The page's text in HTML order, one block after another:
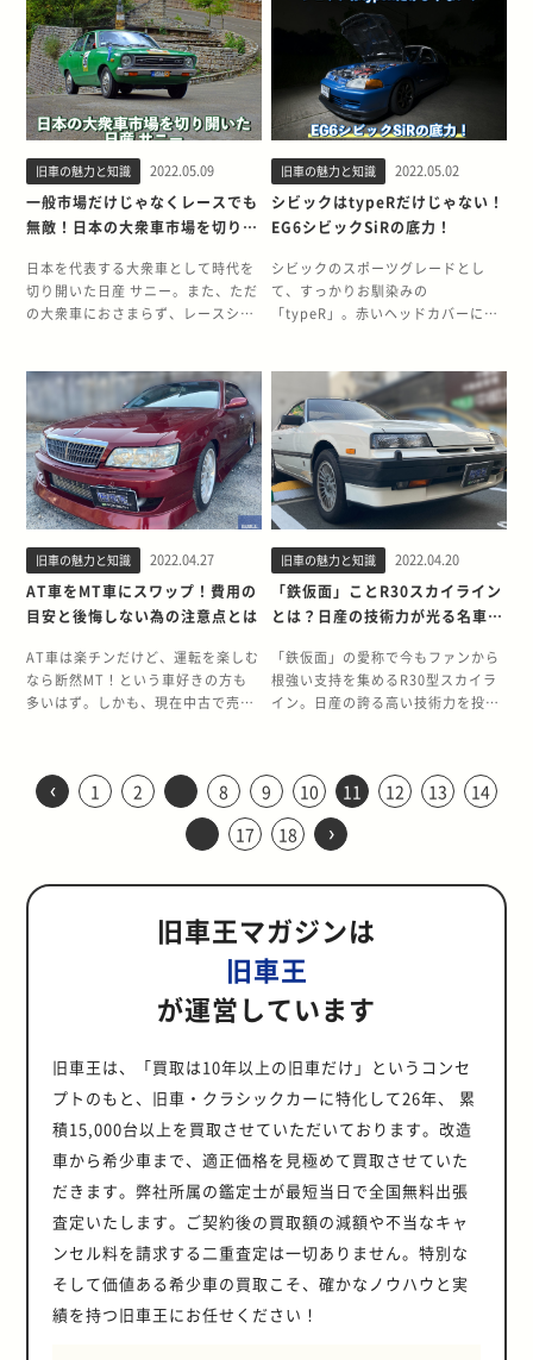
などいくつかの方法があります。初
心者のうちはサイドブレーキでのき
っかけ作りがおすすめです。コーナ
ー進入時にブレーキングをしてクル
マの向きが変わった瞬間にサイドブ
レーキを使ってリアを滑らせれば、
低い速度域で安全にドリフト走行が
できます。そして、リアが滑り出し
たらアクセルを踏みこんで車体の向
きをコントロールしてみましょう。
りリアが流れ、アクセルを離すとド
リフトがおさまります。（※一気に
アクセルを戻すと反対にスピンを起
ば、ノーマル車両のままでもとりあ
えずドリフト走行はできます。しか
し、本格的にドリフト走行を楽しみ
たいのであればいくつか後付けパー
ツが必要です。後付けパーツを導入
した方がコントロール幅も広がり上
達しやすいのはもちろん、よりレベ
ルの高いドリフトを楽しめます。
LSD（リミテッドスリップディファ
レンシャルギア） LSDはドリフト車
両に欠かせないパーツのひとつで
ング時の内外輪差を吸収しエンジン
の力（トルク）を適切に配分するた
めに、ディファレンシャルギア（差
クセルを踏んだ際に負担のかかって
いない車輪が空転してしまうため、
トルクが路面にうまく伝わりませ
ん。そこで、スポーツ走行時に左右
ます。また、ドリフトをする目的で
クルマを選ぶ際には、後付けのLSD
がラインナップされている車種を選
式サスペンション 車高調整式サスペ
ンションも、ドリフトをするのであ
れば装着しておきたいパーツの1つ
体の前後の高さ変化）やコーナリン
グ時のロール（車体の左右の傾き変
化）を最小限にしておいたほうが、
クルマの姿勢が掴みやすくコントロ
ールもしやすくなります。もちろ
は可能です。しかし、純正の足回り
だともともとの車高が高いこともあ
り、ピッチやロールの変化が大きく
にくくなります。テレビCMなどで
見かける、純正の足回りのままで行
ん、フレーム自体の剛性も高く、未
舗装道路や山道などの悪路ではラダ
ーフレームが重宝されています。こ
のエンジンとフレームがクロカンフ
ァンにはとても魅力的であり、発売
から35年以上経った今でも多くのフ
ァンを魅了しています。 ディーゼル
エンジンの大気汚染物質規制 70系ラ
ンドクルーザーをはじめ、多くのク
ロカンモデルに採用されているディ
ンジンと比べ、NOx（窒素酸化物）
とPM（浮遊粒子状物質）が多く排
出されます。 この２つはいわゆる大
始めたのです。 そこで、誕生したの
が自動車NOx・PM法（正式名称は
自動車から排出される窒素酸化物及
び粒子状物質の特定地域における総
量の削減に関する特別法）。それま
での自動車NOx法の改定法として
2001年に成立、翌2002年の10月よ
り適用されました。 自動車NOx・
PM法にはポイントが3つあり、1つ
目が「排出基準」、2つ目が「車種
規制」、3つ目が「適用される地
は適用される地域で、適用地域は
「東京都」「埼玉県」「千葉県」
「神奈川県」「大阪府」「兵庫県」
用の本拠地を変更）した場合、新た
なに車検を取得することができませ
ん。 規制をクリアするために必要な
DPFとは 70系ランドクルーザーな
る車でも登録できるようにする方法
「ディーゼル・パティキュレート・
PMを捕集し、排気ガスをクリーン
にすることができます。 基本的に後
付けに使用されるDPFはメンテナン
工賃込みで大体120～140万円（型
式、ミッション、ショップにより異
なる）。そして作業後に日本車両検
査協会で排ガス検査を行い合格する
と、規制をクリアした登録可能車両
らいの金額に加え、持ち込み検査で
かなりの手間がかかりますが、思い
入れのある70系ランドクルーザーだ
ーは少なくありません。 まとめ エ
ンジンやフレームの車両性能、クラ
ら最大で5.7LのV8エンジンを搭載
し、大きくて力強いアメリカを象徴
するクルマの1つです。 大幅なモデ
ルチェンジをおこなった7代目以降
は、ややダウンサイジングされたも
のの、インパラの伝統は現在も受け
継がれています。4ドアセダンの現
行型は、エンジンこそ3.6LのV6エン
ジンとやや迫力不足ながら、ボディ
サイズは全長5m以上と存在感は抜
群です。 6代目が節目となった歴代
期間があり、その前後でクルマとし
ての性格が大きく異なります。 とく
に人気なのは、初代から6代目まで
経過するインパラのモデル変遷を紐
解くと、時代背景が浮かび上がって
きます。 インパラらしさを追求した
初代〜6代目 インパラがもっともイ
ンパラらしかったのは6代目まで
で、ボディサイズ、エンジンともに
大型化の一途をたどりました。1965
年に登場した４代目インパラには、
7.0LのV型8気筒ターボジェットエン
ジンを採用。また、経済的に豊かに
なっていったアメリカの勢いを象徴
するかのように、この頃のインパラ
デルが発売されていた点も特徴で
す。 しかし、1970年代に入ると安
全性や環境性能に対する意識の高ま
ックの影響もあったことから、安全
で経済的なクルマに方向転換せざる
を得なかったのです。 そんな中
1977年に登場した６代目モデルで
エンジンサイズも初代同様の5.7Lと
いう経済性を優先した仕様となりま
した。６代目の販売が終了する1985
年に30年近く続いたインパラの歴史
に一旦幕を下ろすことになります。
限定車扱いで復活した7代目 6代目イ
ンパラの販売終了から9年が経過し
インパラが７代目インパラSSとして
復活します。 コンパクト化した６代
ンは、カマロやコルベット、ポンテ
ィアック・ファイアーバードに搭載
されていたV型8気筒5.7LのLT1型エ
ンジンを採用。LT1型エンジンはス
ポーツモデル用のエンジンですが、
大型車のインパラをにあわせてトル
ク重視に仕様変更されていました。
７代目インパラは1996年までのわず
か2年間だけ販売され、インパラの
機が1JZエンジンです。 JZ系エンジ
ンの地位を確立した1JZ-GTE JZ系
エンジンの基本形は、2.5L直列6気
筒の1JZ-GE型自然吸気エンジン
で、自然吸気ながら180psを発生す
るハイパワーエンジンでした。しか
し、1JZエンジンの地位を確立した
のはツインターボを搭載した１JZ-
GTE型エンジン。ヤマハ発動機と共
に開発された１JZ-GTE は、2.5Lと
いう小排気量でありながら、当時の
生しました。 そして、1JZ-GTEエ
ンジンの人気に火をつけたのが90型
マークII3兄弟であるツアラーVの登
った80型と異なり、5MTが用意され
たツアラーVは、1JZエンジンのポテ
ンシャルを十分に引き出し、スポー
ツサルーンの代表格となりました。
今も支持される1JZエンジンの魅力
ツインターボによる爆発的な加速力
が魅力の第1世代、トルクフルで扱
いやすかった第2世代。2世代開発さ
れた1JZは、どちらの世代も甲乙つ
けがたい秀逸なエンジンだったこと
は間違いありません。また、堅牢で
信頼性が高かったことも多くの車好
因です。 世代によって異なる1JZの
性格 1JZエンジンは、可変バルブタ
イミング機構の有無によって2世代
は、ベースとなる1JZ-GEの出力は
200psにまで高められました。 しか
し、第2世代最大の特徴はパワーで
はなくトルクです。とくにターボ仕
大きく変更されました。第1世代の
発生していたのに対し、第2世代で
は38.5kg・mをわずか2,400回転で
発生。ターボもツインターボからシ
ングルタービンに変更され、低速域
から扱いやすいマイルドな性格のエ
良くターボラグが少ない 1JZエンジ
ンは、トヨタが高い技術力をアピー
weight Advanced Super
Response Engine）として開発さ
れます。軽量コンパクトに設計する
一方で、3.0LエンジンだったM型エ
ンジンのパフォーマンス以上のパワ
ーが求められました。 燃焼室形状の
変更やバルブ径の拡大、ショートス
トローク化によってエンジンの高さ
を抑えることに成功。しかも、ショ
ルドを通ってエンジンの吸気側へと
送られ、燃焼室に入ります。 性能特
性に大きく影響する「ジェット」と
は ここでは、クルマのエンジンに使
用される一般的なキャブレターにつ
いて、もう少し深く解説します。 キ
ャブレターとエンジンの性能特性を
左右するのが“ジェット”です。燃料
を霧状にするジェットは、「メイン
ジェット」「スロージェット」「ニ
ードルジェット」の3種類。アイド
リング時（アクセル全閉時）はスロ
ージェット、アクセル全開時はメイ
ンジェット、全閉と全開の中間時は
ロールしています。 メインジェット
とスロージェットは、穴の大きさに
よって燃料噴射量が変化。メインジ
ェットに刺さっているニードルジェ
ットは、アクセル開度に応じてニー
ドルジェットが持ち上げられ、メイ
ンジェットの穴の隙間が広がり燃料
の噴射量が変化します。 一度知った
ら病みつき！？「キャブ車」にしか
ない独特なフィーリング キャブレタ
ーの大きな特徴の一つが、インジェ
クションには無い吸気音です。キャ
ブ車は独特な“シュッツ”という音が
します。その音はノーマル状態でも
耳を済ませば聞こえ、チューニング
を操作していると実感できるダイレ
クト感です。キャブ車の場合、アク
セルペダルの操作でバルブが開いて
空気が流入し、そこにガゾリンが噴
圧縮された混合気が一気に膨張（爆
発）し、パワーが出るという一連の
流れをダイレクトに感じることがで
きます。 エンジンが空気を吸ってい
る機械的な音や、ダイレクトで気持
ち良いスロットルレスポンスこそ、
キャブレターが好まれる理由です。
イレクト感 インジェクションでも一
部のスポーツカーには、スロットル
レスポンスが良いものもあります。
しかし、電子制御である以上、ドラ
イバーの意志が届かない領域でコン
ピューターの制御が入り、それが違
因です。 また、キャブレターは物理
的なジェット交換やスクリューを調
整することでチューニングします。
子制御インジェクションに比べシン
特徴は、完全な純国産車である点で
す。当時の自動車開発は外国メーカ
ーとの提携でおこなわれることが多
かった中、クラウンはトヨタがすべ
ての開発をおこないました。 高度経
済成長を支えた日本の自動車産業
は、クラウンから始まったともいえ
ます。初代が販売された1955年以降
のわずか5年間で、現代に通じる自
動車の開発体制や量産体制を整えま
した。続く２代目では現在のクラウ
ンの基本である高級路線に転じ、３
代目では今では一般的となった白色
のボディを押し出します。（当時は
公用車が多くほとんどが黒色だっ
たスピンドルシェイプを採用。世界
的な「美しさ」や「豊かさ」を求め
る流れを国産車に反映させました。
そして、高度経済成長を遂げる1970
年代末期となる1979年には「ロイヤ
ルサルーン」を追加。日本の経済的
成長に呼応するように、クラウンの
高級路線化を明確にしたモデルにな
りました。 惜しみなく最新の技術を
投入して開発される伝統 「日本初の
技術はいつもクラウンから搭載され
る」という自負のもと、初代では半
動ATを搭載しいずれも日本初の技術
でした。 さらに、日本初ではなかっ
たものの３代目でパワーウィンド
装置）を搭載するなど、当時の先進
技術を投入。そして、５代目では世
界初となるオーバードライブ付4速
ATを投入し、日本の国産車が世界に
となりました。 以降、クラウンには
常に先進の技術が投入される伝統が
根付き、現在のモデルでもこの伝統
は継承されています。 日本の経済成
長を象徴するモデルに成熟：6代
目〜10代目 高級セダンとしての地位
を確立したクラウンは、1980年代に
いえる存在まで地位を高めます。時
代背景を敏感に読み取り、常に先進
技術を投入してきた開発ポリシーは
健在で、一気に現代のクルマへと進
化しました。 「いつかはクラウン」
のコピーでステイタスシンボルに ５
打ち出したクラウンは正統に進化し
ます。 ６代目ではパワーシートやク
ルーズコンピューターなど豪華装備
うハイパワーエンジンもラインナッ
ーは以前よりは増えてきました。今
回は、全塗装の費用感やメリット、
デメリットについて詳しく紹介しま
す。 全塗装の料金は色や工程によっ
て違う 愛車を好みの色に変える全塗
装（オールペン）。クルマ好きなら
です。 しかし、全塗装の料金をみる
と、なかには軽自動車が購入できそ
うな金額を提示しているところもあ
まずは、全塗装の料金相場と料金の
内容について詳しく見ていきましょ
う。 全塗装の料金相場 全塗装の料
す。塗装色による違いをもう少し詳
しく説明すると、ソリッドカラー、
メタリック、パールなど、選択する
色によって塗料の積層数が変わって
きます。 たとえば、クリア塗装の必
要のない単純な白や赤といったソリ
ッドカラーの積層数は1層ですが、
パール塗装の場合は色の層、パール
素材の層、クリアと３層以上の塗装
が必要です。 積層数が多くなれば、
それだけ手間と塗料が増えるので費
用は高くなります。また、元の塗装
色と違う色にする場合も、下地処理
の手間が増える分、費用が価格が高
くなりがちです。 仕上がりはどの程
るように、純正の塗装は、ボディ外
側だけではなくフレームから塗装さ
れています。 全塗装する場合、ドア
やバンパー、ボンネットなどをどの
り、仕上がりの印象が大きく違って
きます。しかし、細かく分解して塗
装をすればするほど仕上がりもよく
なりますが、内装全てやエンジンに
至るまで全ての部品を外してフレー
ムまで塗装をするのは現実的ではな
する際には、どの範囲まで塗装をす
るのか事前に検討しましょう。 全塗
装のメリット 好きな色、美しい塗装
の。全塗装のメリットは何にも代え
難い満足感です。 思い入れのあるク
ルマを純正色で再塗装すれば、新車
を購入した際の感動が蘇ります。ま
た、ほかにはない個性的な色に挑戦
できるのも、全塗装のメリットで
す。 劣化した塗装をリフレッシュし
て新車同様にできる 全塗装という
かし、高いポテンシャルとポルシェ
開発陣のこだわりが詰まったモデル
であることが見直され、ポルシェ人
気の高まりとともに再評価。ポルシ
ェ911シリーズのなかではお買い得
感のある996型ポルシェ911の魅力
ださい。 初のフルモデルチェンジと
初の水冷エンジン 996型ポルシェ
は、5代目911として1997年に登
全面的に新設計された初のフルモデ
ルチェンジでした。また、ポルシェ
911初となる水冷エンジンは、当時
トの目的で格下モデルである986型
ボクスターと部品が共用され、ユー
ザーの不評を買いました。しかし、
ボディ剛性や空力性能などを詳しく
見ていくと、エンジン性能以外もポ
ルシェ911の名に恥じない完成度と
なっています。 シリーズ初の水冷エ
ンジンは300psを発生 996型ポルシ
ェのもっとも大きな変更点は、水冷
エンジンの採用です。空冷エンジン
はポルシェ911のアイデンティティ
の1つでしたが、欧州をはじめ世界
的に環境基準が厳しくなったことに
対応するため初めて水冷化されまし
た。 新開発のエンジンは、ただ水冷
シェ911として初めて300psを発
生。小排気量化して環境性能に対応
しつつ、ポルシェエンジンにふさわ
しいスペックに仕上げられていま
ッドを刷新し、圧縮比を11.3まで引
き上げました。さらに可変バルブ機
構（バリオカム）と吸気管切り替え
機構（バリオラム）を採用するな
ど、徹底的に性能を追求したエンジ
ンです。 ボクスターと共用部品は多
共用パーツが数多く使用されていた
ことです。ヘッドライトやフロント
フェンダー、バンパーなど車両前方
されていました。 しかし、実はシャ
シーも含めて一新された996型ポル
シェ911は、大幅にボディ性能も向
上しています。各種補強でボディ剛
性を高めたにもかかわらず、車両総
重量は50kgも軽量化。（初期モデル
2輪駆動モデル同士の比較） さら
に、フロントウインドシールドを寝
旧車の魅力と知識 2022.05.09
一般市場だけじゃなくレースでも
無敵！日本の大衆車市場を切り開
日本を代表する大衆車として時代を
切り開いた日産 サニー。また、ただ
の大衆車におさまらず、レースシー
るなど、日本の自動車史を語るうえ
で外せない大名跡です。日産開発陣
の粘りによって誕生した名車、サニ
ーの歴史を振り返ります。 40年近く
も続いたロングラン大衆車 サニーは
1966年から2004年まで、実に38年
にも渡って販売された日本を代表す
た大衆のマイカー需要に応え、日本
の大衆車市場を牽引しました。 コン
パクトなボディとエンジンで大ヒッ
トとなった日産 サニーの開発背景を
詳しくご紹介します。 トヨタ カロ
ーラと大衆車の双璧をなしたサニー
日産 サニー（4代目まではダットサ
募のなかから選ばれた車名ととも
に、大衆の心をしっかりと掴んで爆
発的ヒット。ライバルであるトヨタ
カローラと大衆車の双璧を成す存在
リリースした 1,000ccクラスだった
ブルーバードが1,200cc以上のクラ
スに主力を移したことで、同クラス
が空席でした。しかし、経営陣はブ
開発には消極的。商用車開発という
サニーの開発に漕ぎ着けたという逸
話が残っています。 高度成長期だっ
た1960年代後半は、大衆が徐々にマ
イカーを手にし始めていた時代。空
席となっていた1,000ccのエントリ
ークラスを埋めたことで、時代背景
を追い風にサニーは成功を手にしま
す。 その後38年も続く日本を代表す
なければ登場していなかったかもし
れません。 初代に搭載されたA型エ
ンジンは30年も使用された 初代サニ
旧車の魅力と知識 2022.05.02
シビックはtypeRだけじゃない！
EG6シビックSiRの底力！
シビックのスポーツグレードとし
て、すっかりお馴染みの
「typeR」。赤いヘッドカバーにチ
構は国内から海外まで多くのファン
を魅了しています。 しかし、実は
typeRじゃないのにツウなファンが
好むシビックが存在します。それが
EG6シビックSiRです。今回はEK9シ
ビックの先代、typeRを先駆けとも
なったEG6シビックSiRについてご
EG6シビックは1991年に登場し、シ
ビックとして２度目の「日本カー・
オブ・ザ・イヤー」を受賞していま
す。 ボディタイプは「３ドアハッチ
バック」、「４ドアセダン」「２ド
アクーペ」の３種類。２ドアクーペ
は日本では生産されておらず、「ホ
VTEC仕様が３種類。「ETi」は新開
発のVTECである「VTEC-E」という
低燃費志向のエンジン。「VTi」は
SOHCで吸気のみ可変するVTEC。そ
す。 このSiRこそ、当時のJTC(全日
本ツーリングカー選手権)でライバル
のトヨタ・カローラに勝つために開
す。 格上車とも戦える！軽量・高出
(SiR)のB16A型は、最高出力が
170ps/7,800rpmというハイパワー
エンジンで、足回りには4輪ダブル
ウィッシュボーンサスペンションを
採用。車両重量はパワステなどの快
適装備がないSiRで「1,040kg」、
快適装備付きのSiRⅡで
「1,050kg」という当時の1,600cc
だった為、格上車とも同等に戦える
スペックを有していました。 ここか
らは、エンジン、重量、サスペンシ
旧車の魅力と知識 2022.04.27
AT車をMT車にスワップ！費用の
目安と後悔しない為の注意点とは
AT車は楽チンだけど、運転を楽しむ
なら断然MT！という車好きの方も
多いはず。しかも、現在中古で売ら
る方が安くなるのでは？と考える方
も少なくないかもしれません。今回
はそういった方達の為にスワップに
ます。 昔は安かったはずのMT車が
高騰している理由は？ MT車のシフ
ト操作は、車好きにとってこの上な
く楽しいもの。発進からシフトアッ
プ、ダウンなど、ダイレクトに車を
動かす感覚は、MT車ならではの醍
醐味です。運転好きならば、やはり
が、新車で販売されているMT車は
続けています。 その理由は単純で、
流通している車体の数が少ないか
ら。ATの性能は年々進化し、いまや
せん。一般的な車でもMTを購入す
るのは根っからの車好きで、ごく一
部のスポーツモデルを除き新車で販
売される車のほとんどがATなので
す。 新車で販売されるMT車か減れ
ば、当然時を追うごとに市場に出回
旧車の魅力と知識 2022.04.20
「鉄仮面」ことR30スカイライン
とは？日産の技術力が光る名車の
「鉄仮面」の愛称で今もファンから
根強い支持を集めるR30型スカイラ
イン。日産の誇る高い技術力を投入
に、インタークーラーを備えた高出
力ターボエンジンを搭載したR30型
スカイライン「鉄仮面」の魅力をご
時代背景に一発回答したR30型スカ
R30型スカイラインは、先代スカイ
と環境性能のギャップを見事に埋め
たモデルです。1970年代後半に一気
に高まった環境意識は、高度経済成
上を競っていたなかで突如押し寄せ
の名残からユーザーが求めるスカイ
ラインに対する期待と、時代が求め
る環境性能を両立させたR30型スカ
設定はなかったR30型スカイライン
R30型スカイラインが発売された
1981年は、石油危機や円相場の急騰
などネガティブな要素がいくつも重
なったことで高度経済成長期後の日
本に暗い影を落とした時代。さら
‹ 1 2 8 9 10 11 12 13
14
17
18 ›
旧車王マガジンは
旧車王
が運営しています
旧車王は、「買取は10年以上の旧車だけ」というコンセ
プトのもと、旧車・クラシックカーに特化して26年、 累
積15,000台以上を買取させていただいております。改造
車から希少車まで、適正価格を見極めて買取させていた
だきます。弊社所属の鑑定士が最短当日で全国無料出張
査定いたします。ご契約後の買取額の減額や不当なキャ
ンセル料を請求する二重査定は一切ありません。特別な
そして価値ある希少車の買取こそ、確かなノウハウと実
績を持つ旧車王にお任せください！